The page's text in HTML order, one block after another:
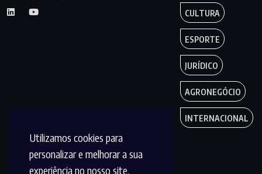
Utilizamos cookies para
personalizar e melhorar a sua
experiência no nosso site.
CULTURA
ESPORTE
JURÍDICO
AGRONEGÓCIO
INTERNACIONAL